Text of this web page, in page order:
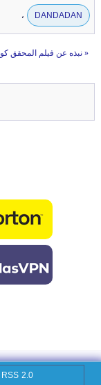
DANDADAN ،
« نبذه عن فيلم المحقق
RSS 2.0